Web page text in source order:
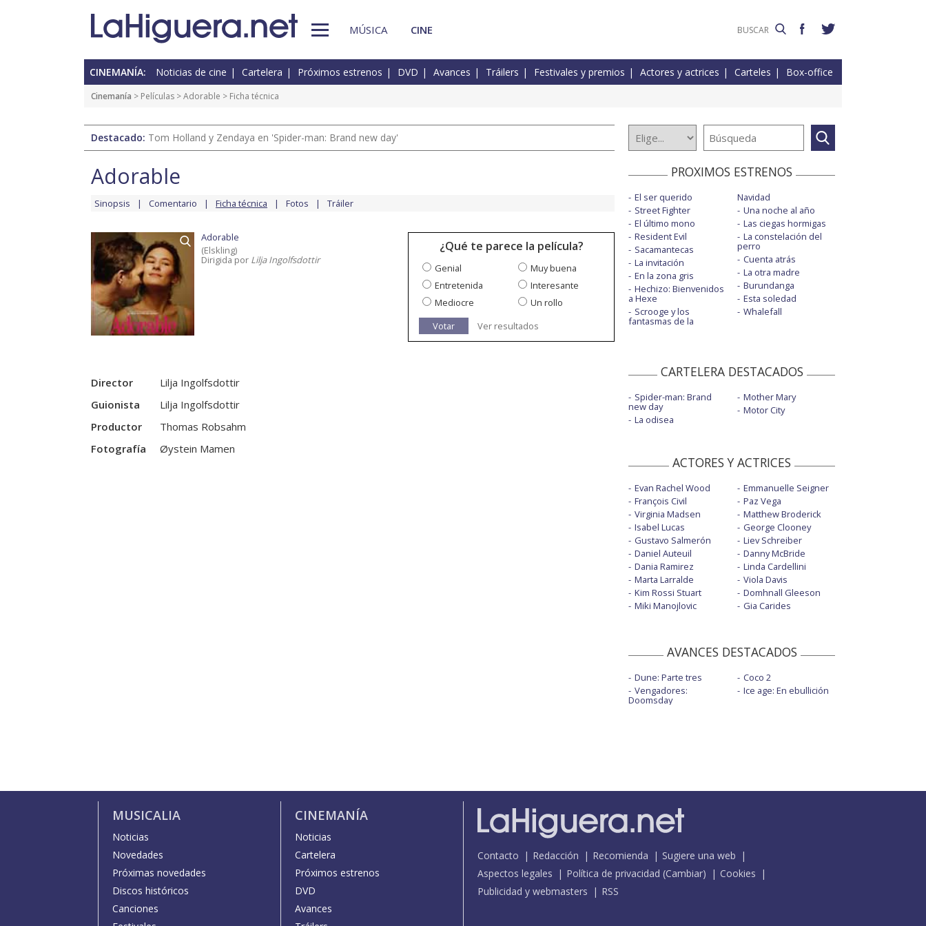
MÚSICA CINE
CINEMANÍA: Noticias de cine Cartelera Próximos estrenos DVD Avances Tráilers Festivales y premios Actores y actrices Carteles Box-office
Cinemanía > Películas >Adorable > Ficha técnica
Destacado: Tom Holland y Zendaya en 'Spider-man: Brand new day'
Adorable
Sinopsis Comentario Ficha técnica Fotos Tráiler
Adorable
(Elskling)
Dirigida por Lilja Ingolfsdottir
¿Qué te parece la película?
Genial
Muy buena
Entretenida
Interesante
Mediocre
Un rollo
Votar
Ver resultados
Director
Lilja Ingolfsdottir
Guionista
Lilja Ingolfsdottir
Productor
Thomas Robsahm
Fotografía
Øystein Mamen
PROXIMOS ESTRENOS
El ser querido
Street Fighter
El último mono
Resident Evil
Sacamantecas
La invitación
En la zona gris
Hechizo: Bienvenidos
a Hexe
Scrooge y los
fantasmas de la
Navidad
Una noche al año
Las ciegas hormigas
La constelación del
perro
Cuenta atrás
La otra madre
Burundanga
Esta soledad
Whalefall
CARTELERA DESTACADOS
Spider-man: Brand
new day
La odisea
Mother Mary
Motor City
ACTORES Y ACTRICES
Evan Rachel Wood
François Civil
Virginia Madsen
Isabel Lucas
Gustavo Salmerón
Daniel Auteuil
Dania Ramirez
Marta Larralde
Kim Rossi Stuart
Miki Manojlovic
Emmanuelle Seigner
Paz Vega
Matthew Broderick
George Clooney
Liev Schreiber
Danny McBride
Linda Cardellini
Viola Davis
Domhnall Gleeson
Gia Carides
AVANCES DESTACADOS
Dune: Parte tres
Vengadores:
Doomsday
Coco 2
Ice age: En ebullición
MUSICALIA
Noticias
Novedades
Próximas novedades
Discos históricos
Canciones
CINEMANÍA
Noticias
Cartelera
Próximos estrenos
DVD
Avances
Contacto Redacción Recomienda
Sugiere una web
Aspectos legales
Política de privacidad (Cambiar)
Cookies
Publicidad y webmasters
RSS